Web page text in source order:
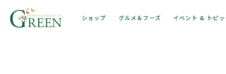
ショップ グルメ＆フーズ イベント & トピ